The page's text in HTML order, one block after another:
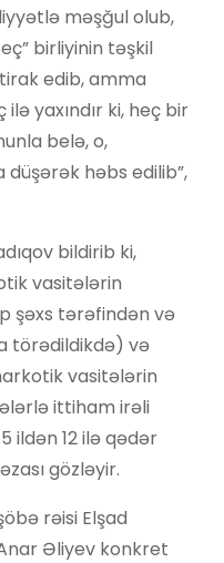
məşğul olub,
birliyinin təşkil
edib, amma
yaxındır ki, heç bir
belə, o,
düşərək həbs edilib”,
bildirib ki,
vasitələrin
şəxs tərəfindən və
törədildikdə) və
vasitələrin
ittiham irəli
ildən 12 ilə qədər
gözləyir.
rəisi Elşad
Əliyev konkret